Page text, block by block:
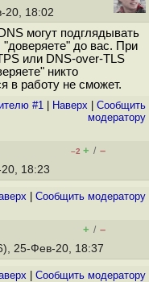
20, 18:02
могут подглядывать
"доверяете" до вас. При
или DNS-over-TLS
никто
в работу не сможет.
#1 Наверх
Cообщить
модератору
–2 + / –
18:23
Cообщить модератору
+ / –
25-Фев-20, 18:37
Cообщить модератору